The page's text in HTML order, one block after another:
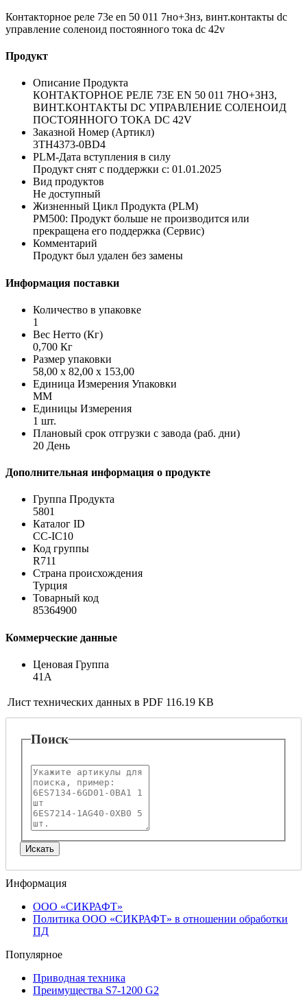
Контакторное реле 73e en 50 011 7но+3нз, винт.контакты dc
управление соленоид постоянного тока dc 42v
Продукт
Описание Продукта
КОНТАКТОРНОЕ РЕЛЕ 73E EN 50 011 7НО+3НЗ,
ВИНТ.КОНТАКТЫ DC УПРАВЛЕНИЕ СОЛЕНОИД
ПОСТОЯННОГО ТОКА DC 42V
Заказной Номер (Артикл)
3TH4373-0BD4
PLM-Дата вступления в силу
Продукт снят с поддержки с: 01.01.2025
Вид продуктов
Не доступный
Жизненный Цикл Продукта (PLM)
PM500: Продукт больше не производится или
прекращена его поддержка (Сервис)
Комментарий
Продукт был удален без замены
Информация поставки
Количество в упаковке
1
Вес Нетто (Кг)
0,700 Кг
Размер упаковки
58,00 x 82,00 x 153,00
Единица Измерения Упаковки
MM
Единицы Измерения
1 шт.
Плановый срок отгрузки с завода (раб. дни)
20 День
Дополнительная информация о продукте
Группа Продукта
5801
Каталог ID
CC-IC10
Код группы
R711
Страна происхождения
Турция
Товарный код
85364900
Коммерческие данные
Ценовая Группа
41A
Лист технических данных в PDF 116.19 KB
Поиск
Информация
ООО «СИКРАФТ»
Политика ООО «СИКРАФТ» в отношении обработки
ПД
Популярное
Приводная техника
Преимущества S7-1200 G2